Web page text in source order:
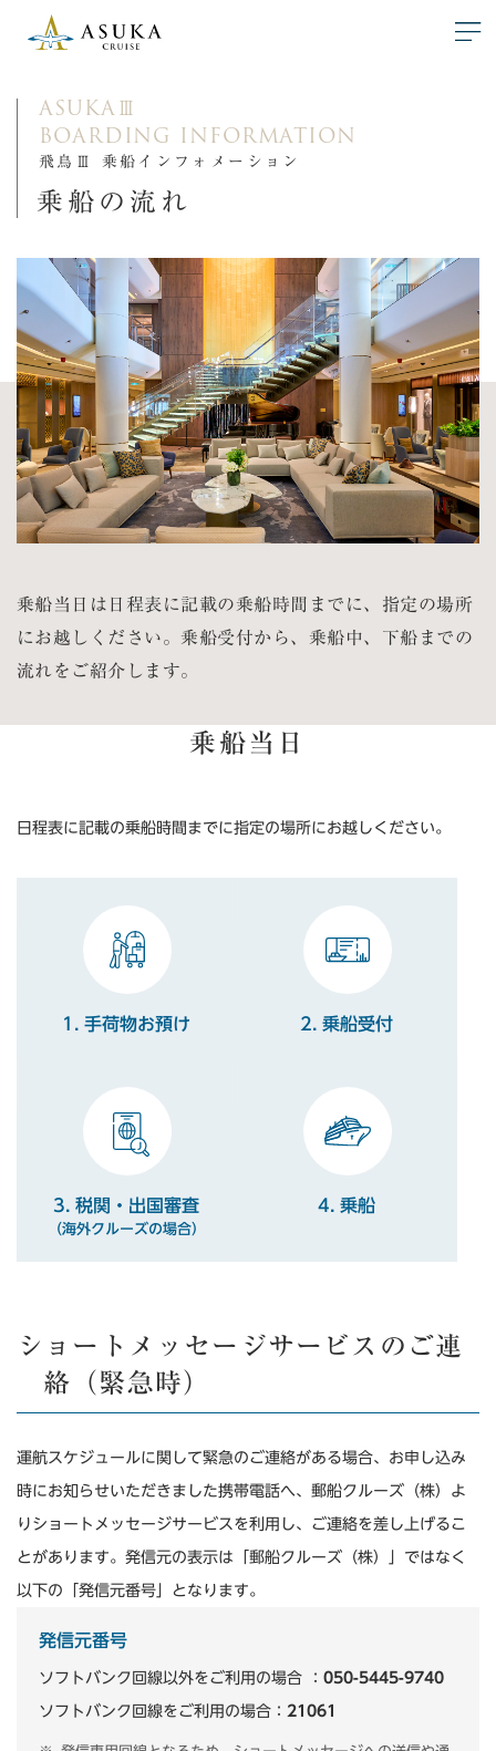
ASUKA Ⅲ
BOARDING INFORMATION
飛鳥Ⅲ 乗船インフォメーション
乗船の流れ
乗船当日は日程表に記載の乗船時間までに、指定の場所
にお越しください。乗船受付から、乗船中、下船までの
流れをご紹介します。
乗船当日
日程表に記載の乗船時間までに指定の場所にお越しください。
1. 手荷物お預け 2. 乗船受付
3. 税関・出国審査
（海外クルーズの場合）
4. 乗船
ショートメッセージサービスのご連
絡（緊急時）
運航スケジュールに関して緊急のご連絡がある場合、お申し込み
時にお知らせいただきました携帯電話へ、郵船クルーズ（株）よ
りショートメッセージサービスを利用し、ご連絡を差し上げるこ
とがあります。発信元の表示は「郵船クルーズ（株）」ではなく
以下の「発信元番号」となります。
発信元番号
ソフトバンク回線以外をご利用の場合 ：050-5445-9740
ソフトバンク回線をご利用の場合： 21061